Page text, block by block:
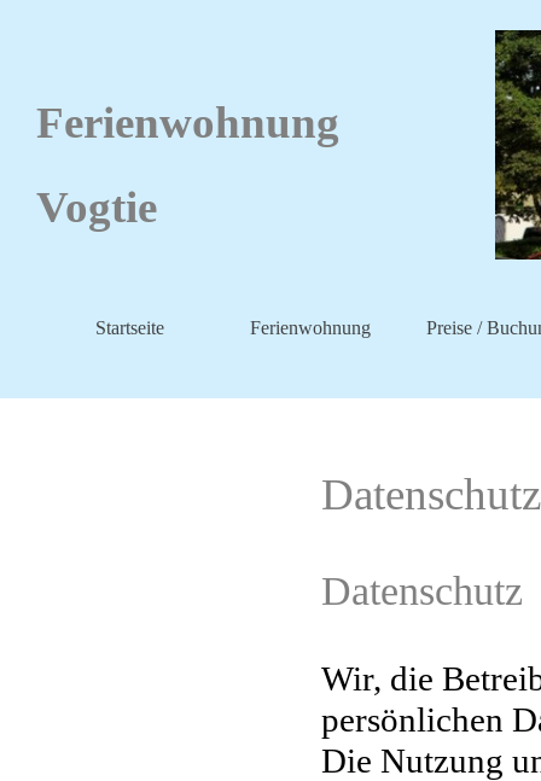
Startseite Ferienwohnung Preise /
Ferienwohnung
Vogtie
Datenschutz
Wir, die
persönlichen
Die Nutzung